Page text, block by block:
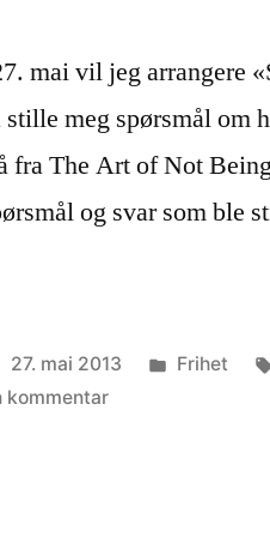
mai vil jeg arrangere
meg spørsmål om
fra The Art of Not
og svar som ble
27. mai 2013
Publisert
Frihet
kommentartil